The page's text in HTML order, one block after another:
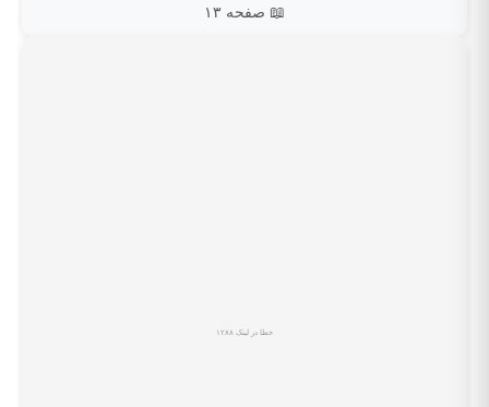
📖 صفحه ۱۳